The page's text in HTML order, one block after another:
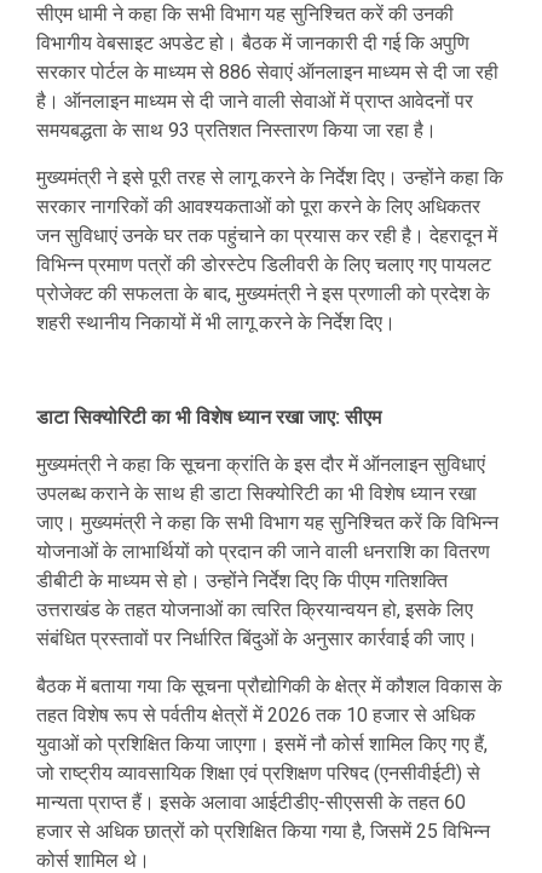
सीएम धामी ने कहा कि सभी विभाग यह सुनिश्चित करें की उनकी
विभागीय वेबसाइट अपडेट हो। बैठक में जानकारी दी गई कि अपुणि
सरकार पोर्टल के माध्यम से 886 सेवाएं ऑनलाइन माध्यम से दी जा रही
है। ऑनलाइन माध्यम से दी जाने वाली सेवाओं में प्राप्त आवेदनों पर
समयबद्धता के साथ 93 प्रतिशत निस्तारण किया जा रहा है।
मुख्यमंत्री ने इसे पूरी तरह से लागू करने के निर्देश दिए। उन्होंने कहा कि
सरकार नागरिकों की आवश्यकताओं को पूरा करने के लिए अधिकतर
जन सुविधाएं उनके घर तक पहुंचाने का प्रयास कर रही है। देहरादून में
विभिन्न प्रमाण पत्रों की डोरस्टेप डिलीवरी के लिए चलाए गए पायलट
प्रोजेक्ट की सफलता के बाद, मुख्यमंत्री ने इस प्रणाली को प्रदेश के
शहरी स्थानीय निकायों में भी लागू करने के निर्देश दिए।
डाटा सिक्योरिटी का भी विशेष ध्यान रखा जाए: सीएम
मुख्यमंत्री ने कहा कि सूचना क्रांति के इस दौर में ऑनलाइन सुविधाएं
उपलब्ध कराने के साथ ही डाटा सिक्योरिटी का भी विशेष ध्यान रखा
जाए। मुख्यमंत्री ने कहा कि सभी विभाग यह सुनिश्चित करें कि विभिन्न
योजनाओं के लाभार्थियों को प्रदान की जाने वाली धनराशि का वितरण
डीबीटी के माध्यम से हो। उन्होंने निर्देश दिए कि पीएम गतिशक्ति
उत्तराखंड के तहत योजनाओं का त्वरित क्रियान्वयन हो, इसके लिए
संबंधित प्रस्तावों पर निर्धारित बिंदुओं के अनुसार कार्रवाई की जाए।
बैठक में बताया गया कि सूचना प्रौद्योगिकी के क्षेत्र में कौशल विकास के
तहत विशेष रूप से पर्वतीय क्षेत्रों में 2026 तक 10 हजार से अधिक
युवाओं को प्रशिक्षित किया जाएगा। इसमें नौ कोर्स शामिल किए गए हैं,
जो राष्ट्रीय व्यावसायिक शिक्षा एवं प्रशिक्षण परिषद (एनसीवीईटी) से
मान्यता प्राप्त हैं। इसके अलावा आईटीडीए-सीएससी के तहत 60
हजार से अधिक छात्रों को प्रशिक्षित किया गया है, जिसमें 25 विभिन्न
कोर्स शामिल थे।